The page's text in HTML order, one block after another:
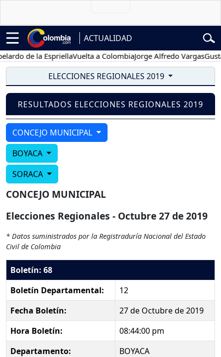
ACTUALIDAD
de la EspriellaVuelta a ColombiaJorge Alfredo Vargas
ELECCIONES REGIONALES 2019
RESULTADOS ELECCIONES REGIONALES 2019
CONCEJO MUNICIPAL
BOYACA
SORACA
CONCEJO MUNICIPAL
Elecciones Regionales - Octubre 27 de 2019
* Datos suministrados por la Registraduría Nacional del Estado
Civil de Colombia
Boletín: 68
Boletín Departamental:
12
Fecha Boletín:
27 de Octubre de 2019
Hora Boletín:
08:44:00 pm
Departamento:
BOYACA